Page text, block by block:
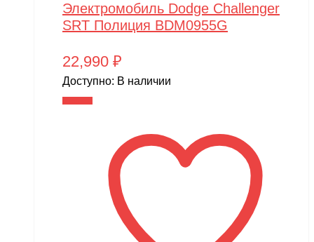
Электромобиль Dodge Challenger
SRT Полиция BDM0955G
22,990 ₽
Доступно: В наличии